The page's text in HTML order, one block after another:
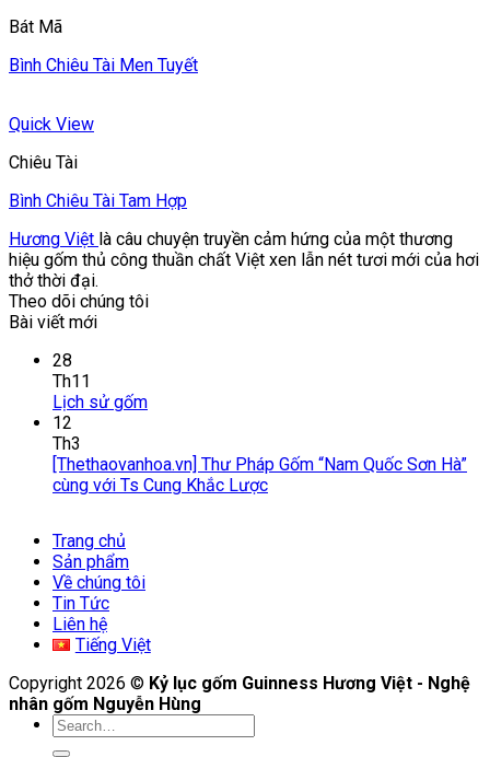
Bát Mã
Bình Chiêu Tài Men Tuyết
Quick View
Chiêu Tài
Bình Chiêu Tài Tam Hợp
Hương Việt là câu chuyện truyền cảm hứng của một thương
hiệu gốm thủ công thuần chất Việt xen lẫn nét tươi mới của hơi
thở thời đại.
Theo dõi chúng tôi
Bài viết mới
28
Th11
Lịch sử gốm
12
Th3
[Thethaovanhoa.vn] Thư Pháp Gốm “Nam Quốc Sơn Hà”
cùng với Ts Cung Khắc Lược
Trang chủ
Sản phẩm
Về chúng tôi
Tin Tức
Liên hệ
Tiếng Việt
Copyright 2026 © Kỷ lục gốm Guinness Hương Việt - Nghệ
nhân gốm Nguyễn Hùng
Search
for: